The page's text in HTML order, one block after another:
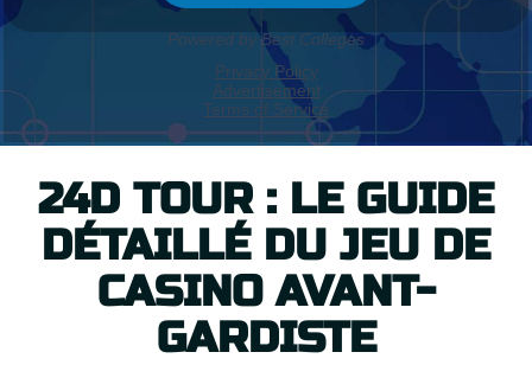
24D TOUR : LE GUIDE
DÉTAILLÉ DU JEU DE
CASINO AVANT-
GARDISTE